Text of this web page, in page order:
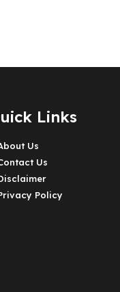
Links
Us
Us
Policy